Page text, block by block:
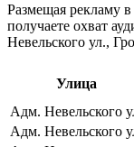
Размещая рекламу
получаете охват
Невельского ул.,
Улица
Адм. Невельского
Адм. Невельского